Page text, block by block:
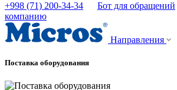
+998 (71) 200-34-34
Бот для обращений
компанию
Направления
Поставка оборудования